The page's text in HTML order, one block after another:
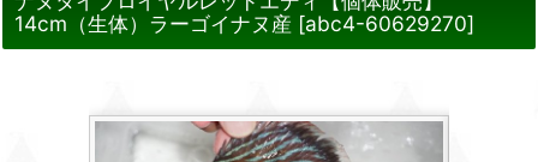
14cm（生体）ラーゴイナヌ産 [abc4-60629270]